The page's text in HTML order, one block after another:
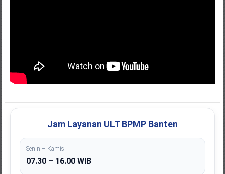
Jam Layanan ULT BPMP Banten
Senin – Kamis
07.30 – 16.00 WIB